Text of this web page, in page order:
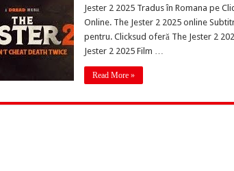
Jester 2 2025 Tradus în Romana pe
Online. The Jester 2 2025 online
pentru. Clicksud oferă The Jester 2
Jester 2 2025 Film …
Read More »